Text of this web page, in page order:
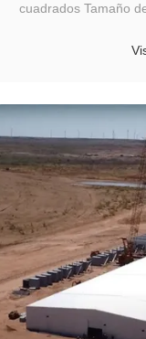
cuadrados Tamaño
instalación